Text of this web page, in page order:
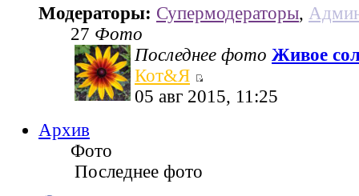
Модераторы: Супермодераторы,
27 Фото
Последнее фото Живое
Кот&Я
05 авг 2015, 11:25
Архив
Фото
Последнее фото